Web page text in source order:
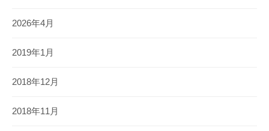
2026年4月
2019年1月
2018年12月
2018年11月